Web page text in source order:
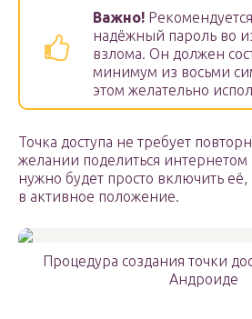
Важно!
надёжный пароль во
взлома. Он должен
минимум из восьми
этом желательно
Точка доступа не требует
желании поделиться интернетом
нужно будет просто включить
в активное положение.
Процедура создания точки
Андроиде